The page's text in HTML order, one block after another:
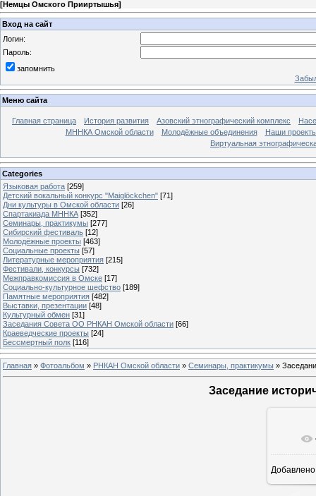
[Немцы Омского Прииртышья]
Вход на сайт
Логин:
Пароль:
запомнить
Меню сайта
Главная страница История развития Азовский этнографический комплекс
МННКА Омской области
Молодёжные объединения
Наши
Виртуальная
Categories
Языковая работа [259]
Детский вокальный конкурс "Maiglöckchen" [71]
Дни культуры в Омской области [26]
Спартакиада МННКА [352]
Семинары, практикумы [277]
Сибирский фестиваль [12]
Молодёжные проекты [463]
Социальные проекты [57]
Литературные мероприятия [215]
Фестивали, конкурсы [732]
Межправкомиссия в Омске [17]
Социально-культурное шефство [189]
Памятные мероприятия [482]
Выставки, презентации [48]
Культурный обмен [31]
Заседания Совета ОО РНКАН Омской области [66]
Краеведческие проекты [24]
Бессмертный полк [116]
Главная » Фотоальбом » РНКАН Омской области » Семинары, практикумы »
Заседание
В
Добавлено